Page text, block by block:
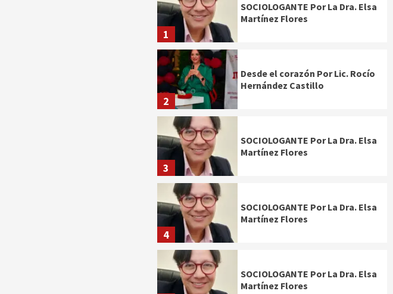
1
SOCIOLOGANTE Por La Dra. Elsa
Martínez Flores
2
Desde el corazón Por Lic. Rocío
Hernández Castillo
3
SOCIOLOGANTE Por La Dra. Elsa
Martínez Flores
4
SOCIOLOGANTE Por La Dra. Elsa
Martínez Flores
SOCIOLOGANTE Por La Dra. Elsa
Martínez Flores